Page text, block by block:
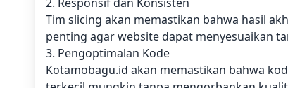
Tim slicing akan memastikan bahwa hasil
penting agar website dapat menyesuaikan
3. Pengoptimalan Kode
Kotamobagu.id akan memastikan bahwa